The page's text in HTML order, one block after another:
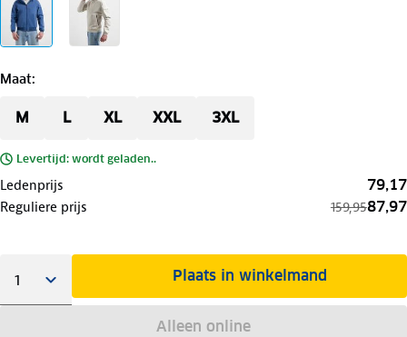
Maat:
M L XL XXL 3XL
Levertijd: wordt geladen..
Ledenprijs 79,17
Reguliere prijs 159,9587,97
Plaats in winkelmand
Alleen online